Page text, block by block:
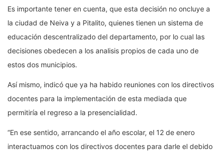
Es importante tener en cuenta, que esta decisión no oncluye a
la ciudad de Neiva y a Pitalito, quienes tienen un sistema de
educación descentralizado del departamento, por lo cual las
decisiones obedecen a los analisis propios de cada uno de
estos dos municipios.
Así mismo, indicó que ya ha habido reuniones con los directivos
docentes para la implementación de esta mediada que
permitiría el regreso a la presencialidad.
“En ese sentido, arrancando el año escolar, el 12 de enero
interactuamos con los directivos docentes para darle el debido